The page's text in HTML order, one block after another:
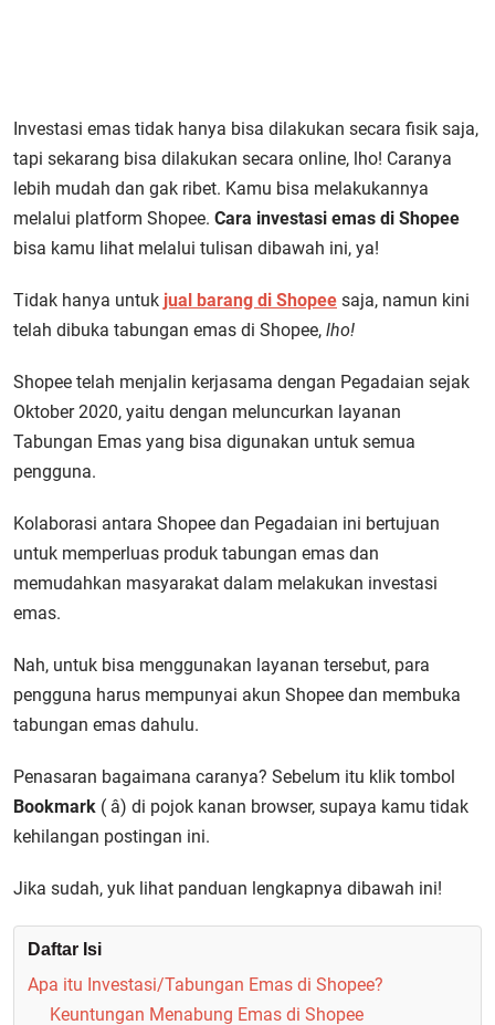
Investasi emas tidak hanya bisa dilakukan secara fisik saja,
tapi sekarang bisa dilakukan secara online, lho! Caranya
lebih mudah dan gak ribet. Kamu bisa melakukannya
melalui platform Shopee. Cara investasi emas di Shopee
bisa kamu lihat melalui tulisan dibawah ini, ya!
Tidak hanya untuk jual barang di Shopee saja, namun kini
telah dibuka tabungan emas di Shopee, lho!
Shopee telah menjalin kerjasama dengan Pegadaian sejak
Oktober 2020, yaitu dengan meluncurkan layanan
Tabungan Emas yang bisa digunakan untuk semua
pengguna.
Kolaborasi antara Shopee dan Pegadaian ini bertujuan
untuk memperluas produk tabungan emas dan
memudahkan masyarakat dalam melakukan investasi
emas.
Nah, untuk bisa menggunakan layanan tersebut, para
pengguna harus mempunyai akun Shopee dan membuka
tabungan emas dahulu.
Penasaran bagaimana caranya? Sebelum itu klik tombol
Bookmark ( â­) di pojok kanan browser, supaya kamu tidak
kehilangan postingan ini.
Jika sudah, yuk lihat panduan lengkapnya dibawah ini!
Daftar Isi
Apa itu Investasi/Tabungan Emas di Shopee?
Keuntungan Menabung Emas di Shopee